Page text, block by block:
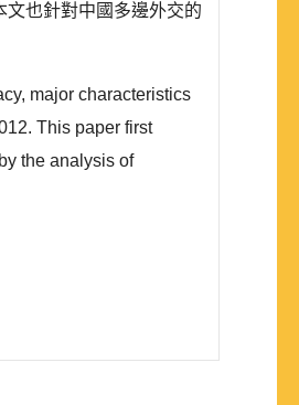
也針對中國多邊外交的
major characteristics
This paper first
the analysis of